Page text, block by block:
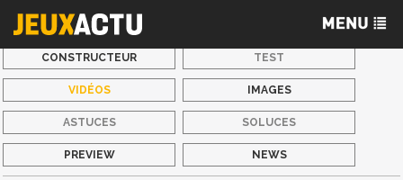
CONSTRUCTEUR TEST
VIDÉOS IMAGES
ASTUCES SOLUCES
PREVIEW NEWS